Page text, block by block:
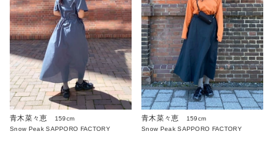
青木菜々恵
159cm
Snow Peak SAPPORO FACTORY
青木菜々恵
159cm
Snow Peak SAPPORO FACTORY